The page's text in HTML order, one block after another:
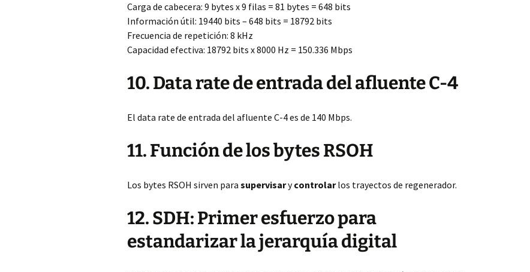
Carga de cabecera: 9 bytes x 9 filas = 81 bytes = 648 bits
Información útil: 19440 bits – 648 bits = 18792 bits
Frecuencia de repetición: 8 kHz
Capacidad efectiva: 18792 bits x 8000 Hz = 150.336 Mbps
10. Data rate de entrada del afluente C-4
El data rate de entrada del afluente C-4 es de 140 Mbps.
11. Función de los bytes RSOH
Los bytes RSOH sirven para supervisarycontrolarlos trayectos de regenerador.
12. SDH: Primer esfuerzo para
estandarizar la jerarquía digital